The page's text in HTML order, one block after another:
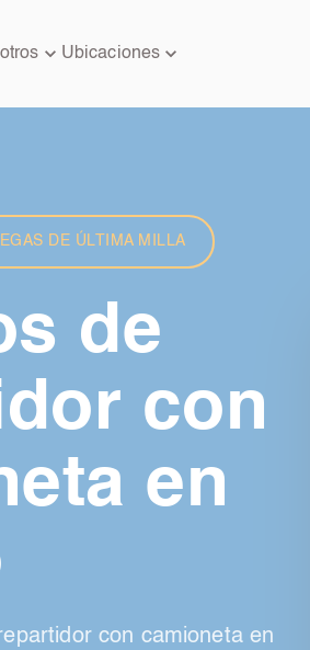
Ubicaciones
DE ÚLTIMA MILLA
de
con
en
con camioneta en